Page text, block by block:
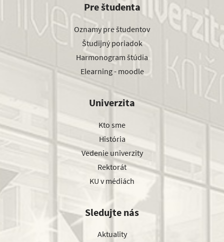
Pre študenta
Oznamy pre študentov
Študijný poriadok
Harmonogram štúdia
Elearning - moodle
Univerzita
Kto sme
História
Vedenie univerzity
Rektorát
KU v médiách
Sledujte nás
Aktuality